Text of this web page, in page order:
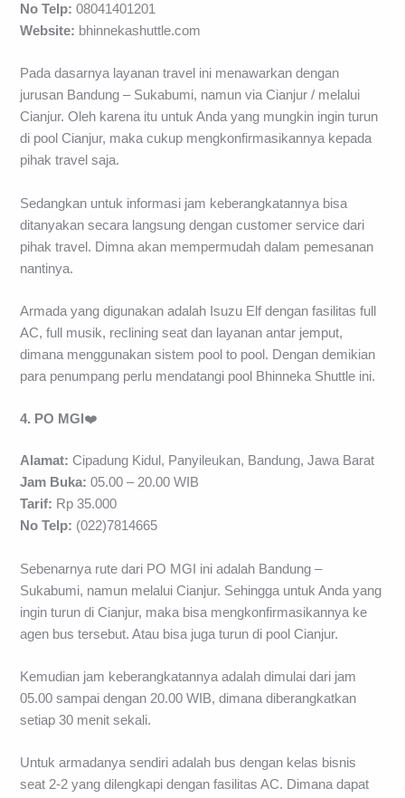
No Telp: 08041401201
Website: bhinnekashuttle.com
Pada dasarnya layanan travel ini menawarkan dengan
jurusan Bandung – Sukabumi, namun via Cianjur / melalui
Cianjur. Oleh karena itu untuk Anda yang mungkin ingin turun
di pool Cianjur, maka cukup mengkonfirmasikannya kepada
pihak travel saja.
Sedangkan untuk informasi jam keberangkatannya bisa
ditanyakan secara langsung dengan customer service dari
pihak travel. Dimna akan mempermudah dalam pemesanan
nantinya.
Armada yang digunakan adalah Isuzu Elf dengan fasilitas full
AC, full musik, reclining seat dan layanan antar jemput,
dimana menggunakan sistem pool to pool. Dengan demikian
para penumpang perlu mendatangi pool Bhinneka Shuttle ini.
4. PO MGI ❤️
Alamat: Cipadung Kidul, Panyileukan, Bandung, Jawa Barat
Jam Buka:05.00 – 20.00 WIB
Tarif: Rp 35.000
No Telp: (022)7814665
Sebenarnya rute dari PO MGI ini adalah Bandung –
Sukabumi, namun melalui Cianjur. Sehingga untuk Anda yang
ingin turun di Cianjur, maka bisa mengkonfirmasikannya ke
agen bus tersebut. Atau bisa juga turun di pool Cianjur.
Kemudian jam keberangkatannya adalah dimulai dari jam
05.00 sampai dengan 20.00 WIB, dimana diberangkatkan
setiap 30 menit sekali.
Untuk armadanya sendiri adalah bus dengan kelas bisnis
seat 2-2 yang dilengkapi dengan fasilitas AC. Dimana dapat